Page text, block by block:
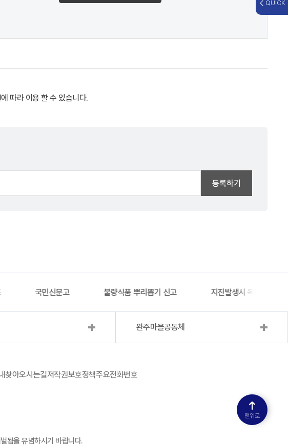
따라 이용 할 수 있습니다.
등록하기
QUICK
국민신문고 불량식품 뿌리뽑기 신고 지진발생시 옥외대피소
완주마을공동체
찾아오시는길저작권보호정책주요전화번호
됨을 유념하시기 바랍니다.
맨위로